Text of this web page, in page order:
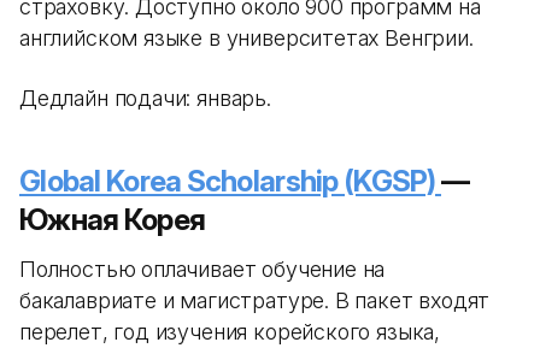
страховку. Доступно около 900 программ на
английском языке в университетах Венгрии.
Дедлайн подачи: январь.
Global Korea Scholarship (KGSP)—
Южная Корея
Полностью оплачивает обучение на
бакалавриате и магистратуре. В пакет входят
перелет, год изучения корейского языка,